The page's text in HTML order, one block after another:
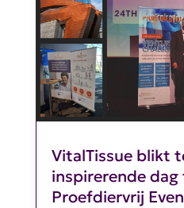
VitalTissue blikt
inspirerende dag
Proefdiervrij